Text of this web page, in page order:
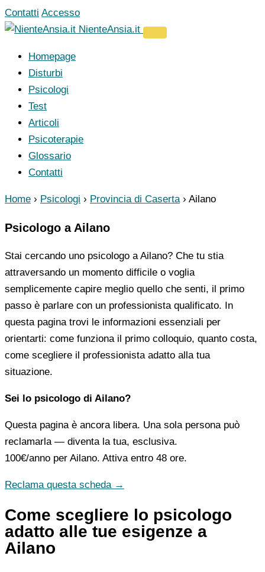
Vai
al
Contatti Accesso
NienteAnsia.it
Homepage
Disturbi
Psicologi
Test
Articoli
Psicoterapie
Glossario
Contatti
Home › Psicologi › Provincia di Caserta › Ailano
Psicologo a Ailano
Stai cercando uno psicologo a Ailano? Che tu stia
attraversando un momento difficile o voglia
semplicemente capire meglio quello che senti, il primo
passo è parlare con un professionista qualificato. In
questa pagina trovi le informazioni essenziali per
orientarti: come funziona il primo colloquio, quanto costa,
come scegliere il professionista adatto alla tua
situazione.
Sei lo psicologo di Ailano?
Questa pagina è ancora libera. Una sola persona può
reclamarla — diventa la tua, esclusiva.
100€/anno per Ailano. Attiva entro 48 ore.
Reclama questa scheda →
Come scegliere lo psicologo
adatto alle tue esigenze a
Ailano